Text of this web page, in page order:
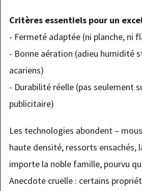
Critères essentiels pour un
- Fermeté adaptée (ni planche, ni
- Bonne aération (adieu humidité
acariens)
- Durabilité réelle (pas seulement
publicitaire)
Les technologies abondent –
haute densité, ressorts
importe la noble famille, pourvu
Anecdote cruelle : certains